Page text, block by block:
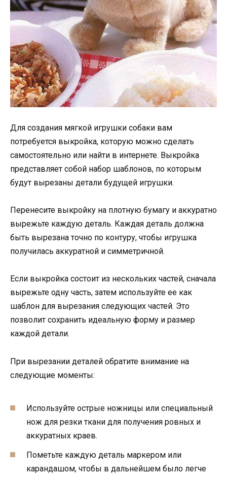
Для создания мягкой игрушки собаки вам
потребуется выкройка, которую можно сделать
самостоятельно или найти в интернете. Выкройка
представляет собой набор шаблонов, по которым
будут вырезаны детали будущей игрушки.
Перенесите выкройку на плотную бумагу и аккуратно
вырежьте каждую деталь. Каждая деталь должна
быть вырезана точно по контуру, чтобы игрушка
получилась аккуратной и симметричной.
Если выкройка состоит из нескольких частей, сначала
вырежьте одну часть, затем используйте ее как
шаблон для вырезания следующих частей. Это
позволит сохранить идеальную форму и размер
каждой детали.
При вырезании деталей обратите внимание на
следующие моменты:
Используйте острые ножницы или специальный
нож для резки ткани для получения ровных и
аккуратных краев.
Пометьте каждую деталь маркером или
карандашом, чтобы в дальнейшем было легче